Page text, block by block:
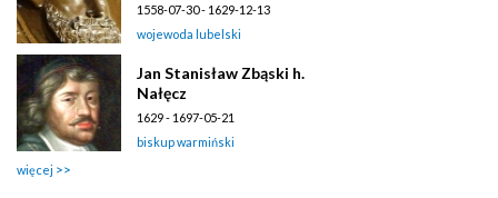
1558-07-30 - 1629-12-13
wojewoda lubelski
Jan Stanisław Zbąski h.
Nałęcz
1629 - 1697-05-21
biskup warmiński
więcej